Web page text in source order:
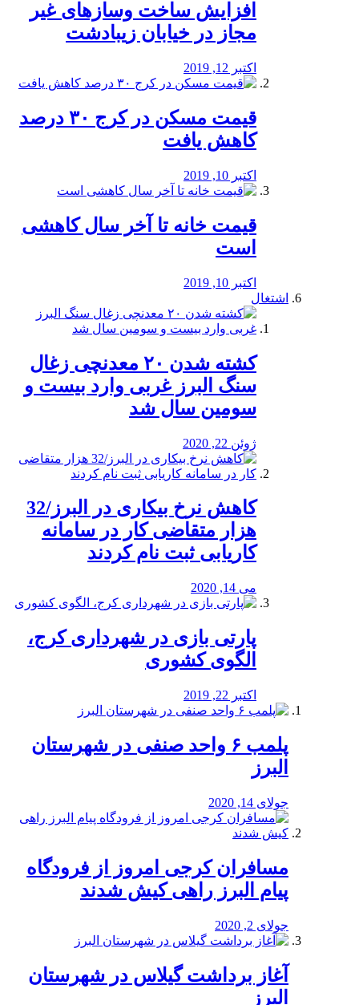
افزایش ساخت وسازهای غیر
مجاز در خیابان زیبادشت
اکتبر 12, 2019
️قیمت مسکن در کرج ۳۰ درصد
کاهش یافت
اکتبر 10, 2019
قیمت خانه تا آخر سال کاهشی
است
اکتبر 10, 2019
اشتغال
کشته شدن ۲۰ معدنچی زغال
سنگ البرز غربی وارد بیست و
سومین سال شد
ژوئن 22, 2020
کاهش نرخ بیکاری در البرز/32
هزار متقاضی کار در سامانه
کاریابی ثبت نام کردند
می 14, 2020
پارتی بازی در شهرداری کرج،
الگوی کشوری
اکتبر 22, 2019
پلمب ۶ واحد صنفی در شهرستان
البرز
جولای 14, 2020
مسافران کرجی امروز از فرودگاه
پیام البرز راهی کیش شدند
جولای 2, 2020
آغاز برداشت گیلاس در شهرستان
البرز